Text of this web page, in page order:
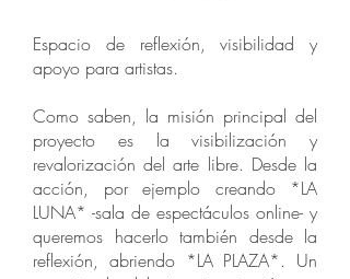
Espacio de reflexión, visibilidad y
apoyo para artistas.
Como saben, la misión principal del
proyecto es la visibilización y
revalorización del arte libre. Desde la
acción, por ejemplo creando *LA
LUNA* -sala de espectáculos online- y
queremos hacerlo también desde la
reflexión, abriendo *LA PLAZA*. Un